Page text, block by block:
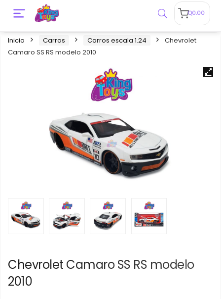
Q0.00
Inicio Carros Carros escala 1.24
Chevrolet
Camaro SS RS modelo 2010
Chevrolet Camaro SS RS modelo
2010